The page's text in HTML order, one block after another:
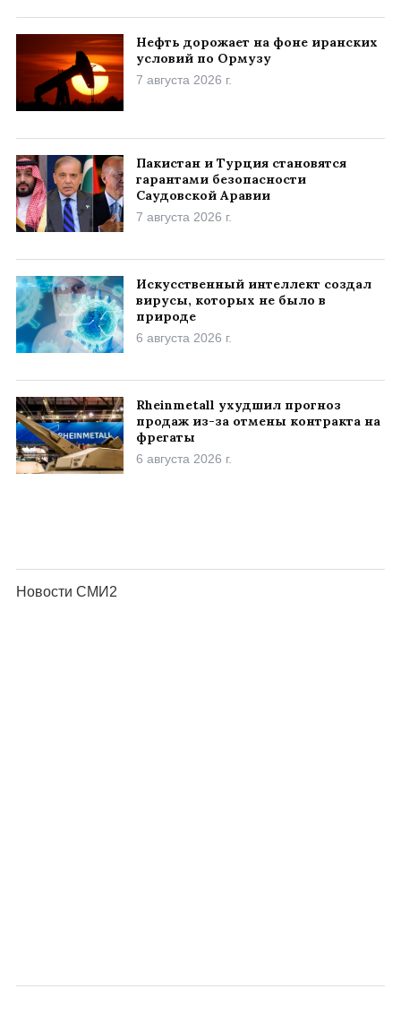
Нефть дорожает на фоне иранских
условий по Ормузу
7 августа 2026 г.
Пакистан и Турция становятся
гарантами безопасности
Саудовской Аравии
7 августа 2026 г.
Искусственный интеллект создал
вирусы, которых не было в
природе
6 августа 2026 г.
Rheinmetall ухудшил прогноз
продаж из-за отмены контракта на
фрегаты
6 августа 2026 г.